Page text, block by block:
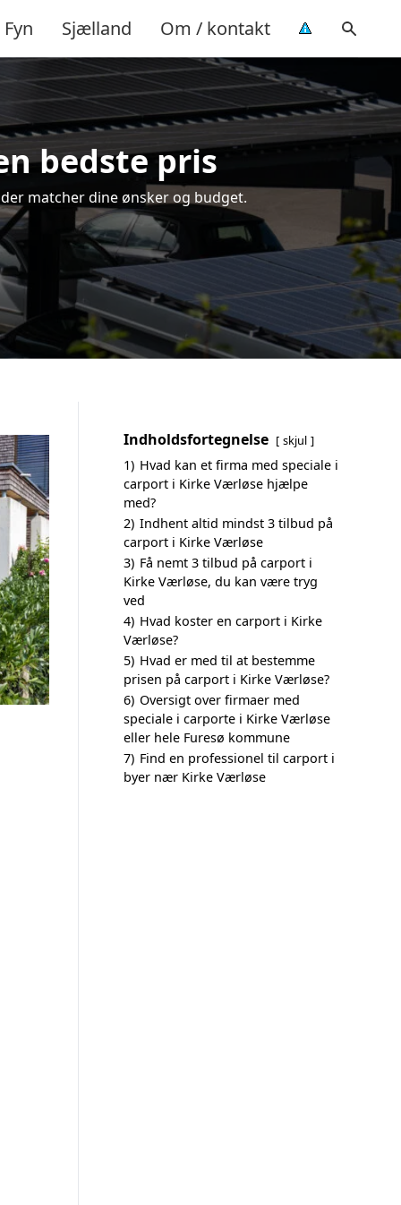
Fyn Sjælland Om / kontakt
bedste pris
matcher dine ønsker og budget.
Indholdsfortegnelse skjul
1) Hvad kan et firma med speciale i
carport i Kirke Værløse hjælpe
med?
2) Indhent altid mindst 3 tilbud på
carport i Kirke Værløse
3) Få nemt 3 tilbud på carport i
Kirke Værløse, du kan være tryg
ved
4) Hvad koster en carport i Kirke
Værløse?
5) Hvad er med til at bestemme
prisen på carport i Kirke Værløse?
6) Oversigt over firmaer med
speciale i carporte i Kirke Værløse
eller hele Furesø kommune
7) Find en professionel til carport i
byer nær Kirke Værløse